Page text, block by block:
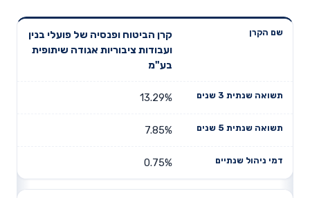
שנתית 3
תשואה
שנתית 5
דמי ניהול
שנתיים
קרן הביטוח ופנסיה של פועלי בנין
ועבודות ציבוריות אגודה שיתופית
בע"מ
13.29%
7.85%
0.75%